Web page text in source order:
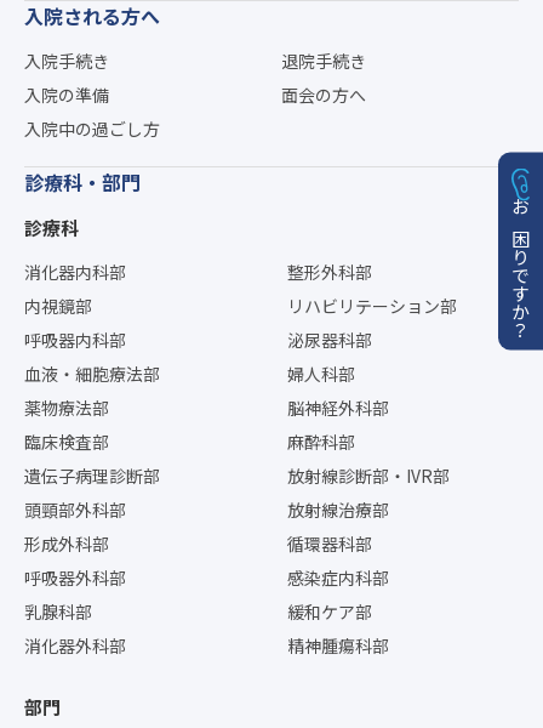
入院される方へ
入院手続き
入院の準備
入院中の過ごし方
退院手続き
面会の方へ
診療科・部門
診療科
消化器内科部
内視鏡部
呼吸器内科部
血液・細胞療法部
薬物療法部
臨床検査部
遺伝子病理診断部
頭頸部外科部
形成外科部
呼吸器外科部
乳腺科部
消化器外科部
整形外科部
リハビリテーション部
泌尿器科部
婦人科部
脳神経外科部
麻酔科部
放射線診断部・IVR部
放射線治療部
循環器科部
感染症内科部
緩和ケア部
精神腫瘍科部
部門
お困りですか？